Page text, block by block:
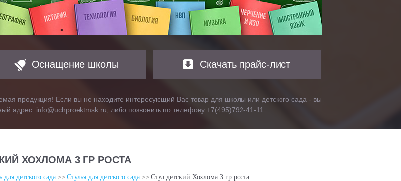
Оснащение школы Скачать прайс-лист
продукция! Если вы не находите интересующий Вас товар для школы или детского сада - вы
адрес: info@uchproektmsk.ru , либо позвонить по телефону +7(495)792-41-11
ХОХЛОМА 3 ГР РОСТА
для детского сада Стулья для детского сада Стул детский Хохлома 3 гр роста